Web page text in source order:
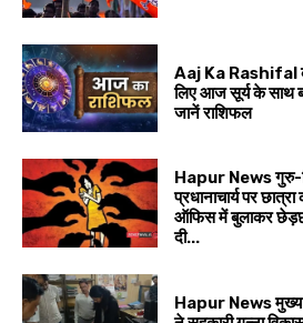
Aaj Ka Rashifal
लिए आज सूर्य के साथ
जानें राशिफल
Hapur News गुरु-
प्रधानाचार्य पर
ऑफिस में बुलाकर
दी...
Hapur News मुख्य